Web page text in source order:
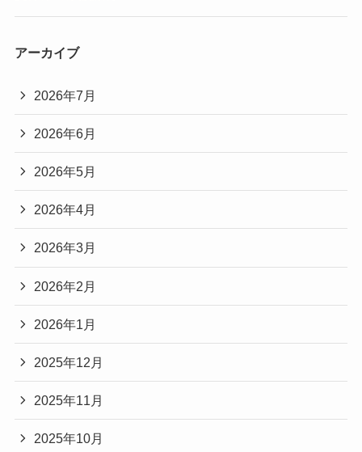
アーカイブ
2026年7月
2026年6月
2026年5月
2026年4月
2026年3月
2026年2月
2026年1月
2025年12月
2025年11月
2025年10月